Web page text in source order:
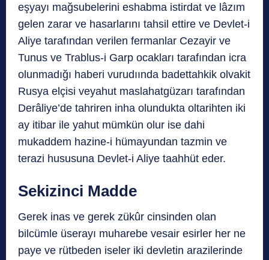
eşyayı mağsubelerini eshabma istirdat ve lâzım
gelen zarar ve hasarlarını tahsil ettire ve Devlet-i
Aliye tarafından verilen fermanlar Cezayir ve
Tunus ve Trablus-i Garp ocakları tarafından icra
olunmadığı haberi vurudıında badettahkik olvakit
Rusya elçisi veyahut maslahatgüzarı tarafından
Derâliye’de tahriren inha olundukta oltarihten iki
ay itibar ile yahut mümkün olur ise dahi
mukaddem hazine-i hümayundan tazmin ve
terazi hususuna Devlet-i Aliye taahhüt eder.
Sekizinci Madde
Gerek inas ve gerek zükûr cinsinden olan
bilcümle üserayı muharebe vesair esirler her ne
paye ve rütbeden iseler iki devletin arazilerinde